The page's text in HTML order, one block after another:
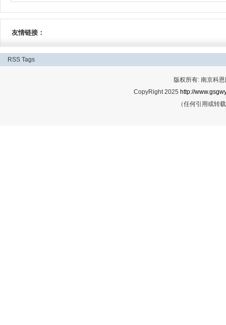
友情链接：
RSS Tags
版权所有: 南京科
CopyRight 2025 http://
（任何引用或转